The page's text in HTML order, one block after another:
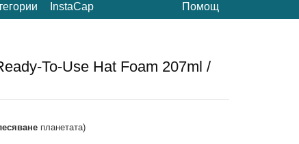
InstaCap Помощ
To-Use Hat Foam 207ml /
планетата)